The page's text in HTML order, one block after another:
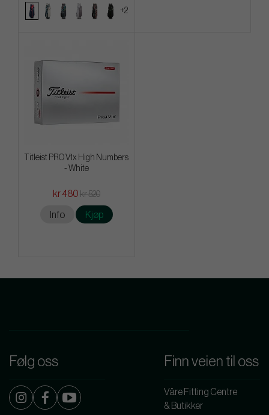
+2
Titleist PRO V1x High Numbers
- White
kr 480 kr 520
Info Kjøp
Følg oss Finn veien til oss
Våre Fitting Centre
& Butikker